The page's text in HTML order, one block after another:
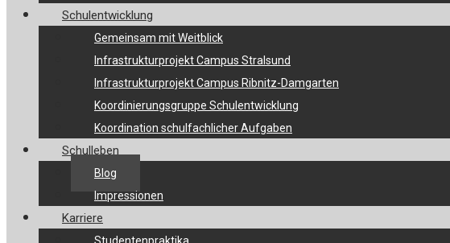
Schulentwicklung
Gemeinsam mit Weitblick
Infrastrukturprojekt Campus Stralsund
Infrastrukturprojekt Campus Ribnitz-Damgarten
Koordinierungsgruppe Schulentwicklung
Koordination schulfachlicher Aufgaben
Schulleben
Blog
Impressionen
Karriere